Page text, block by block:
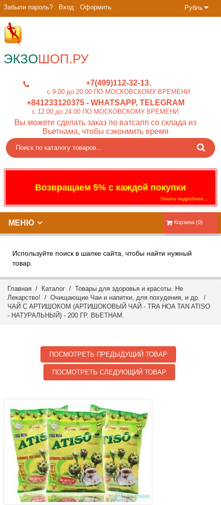
Рубль
Забыли пароль? Вход Оформить
ЭКЗОШОП.РУ
+7(499)112-32-13
c 9.00 до 20.00 ПО МОСКОВСКОМУ ВРЕМЕНИ
+841233120375- WHATSAPP, TELEGRAM
c 12.00 до 24.00 ПО МОСКОВСКОМУ ВРЕМЕНИ
Вы можете сделать заказ по ватсапп со склада из
Вьетнама, чтобы сэконмить время
Возвращаем 5% с каждой покупки
Узнать подробнее...
Корзина (0)
МЕНЮ
Используйте поиск в шапке сайта, чтобы найти нужный
товар.
Главная / Каталог / Товары для здоровья и красоты. Не
Лекарство! / Очищающие Чаи и напитки, для похудения, и др. /
ЧАЙ С АРТИШОКОМ (АРТИШОКОВЫЙ ЧАЙ - TRA HOA TAN ATISO
- НАТУРАЛЬНЫЙ) - 200 ГР. ВЬЕТНАМ.
ПОСМОТРЕТЬ ПРЕДЫДУЩИЙ ТОВАР
ПОСМОТРЕТЬ СЛЕДУЮЩИЙ ТОВАР